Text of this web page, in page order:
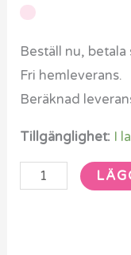
Beställ nu, betala
Fri hemleverans.
Beräknad
Tillgänglighet: I
och
mängd